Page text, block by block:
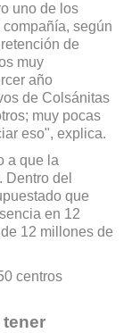
uno de los
según
de
muy
año
de Colsánitas
muy pocas
eso", explica.
a que la
del
que
en 12
12 millones de
centros
tener